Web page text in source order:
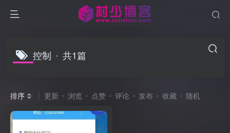
控制 共1篇
排序 更新 浏览 点赞 评论 发布 收藏 随机